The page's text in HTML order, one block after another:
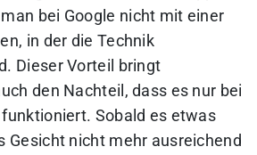
bei Google nicht mit einer
in der die Technik
Dieser Vorteil bringt
den Nachteil, dass es nur bei
Sobald es etwas
Gesicht nicht mehr ausreichend